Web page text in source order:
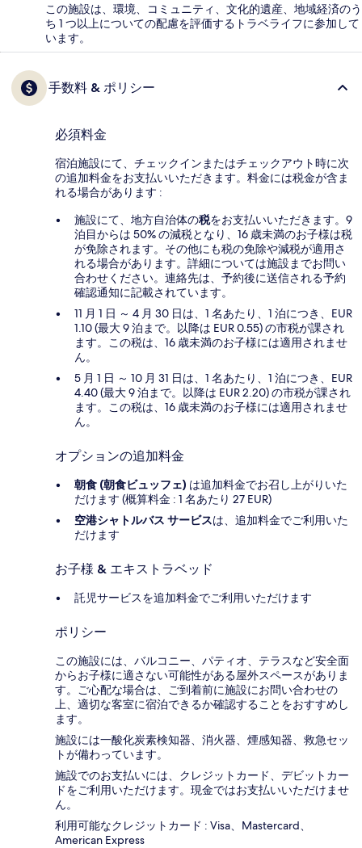
この施設は、環境、コミュニティ、文化的遺産、地域経済のう
ち 1 つ以上についての配慮を評価するトラベライフに参加して
います。
手数料 & ポリシー
必須料金
宿泊施設にて、チェックインまたはチェックアウト時に次
の追加料金をお支払いいただきます。料金には税金が含ま
れる場合があります :
施設にて、地方自治体の税をお支払いいただきます。9
泊目からは 50% の減税となり、16 歳未満のお子様は税
が免除されます。その他にも税の免除や減税が適用さ
れる場合があります。詳細については施設までお問い
合わせください。連絡先は、予約後に送信される予約
確認通知に記載されています。
11 月 1 日 ～ 4 月 30 日は、1 名あたり、1 泊につき、EUR
1.10 (最大 9 泊まで。以降は EUR 0.55) の市税が課され
ます。この税は、16 歳未満のお子様には適用されませ
ん。
5 月 1 日 ～ 10 月 31 日は、1 名あたり、1 泊につき、EUR
4.40 (最大 9 泊まで。以降は EUR 2.20) の市税が課され
ます。この税は、16 歳未満のお子様には適用されませ
ん。
オプションの追加料金
朝食 (朝食ビュッフェ) は追加料金でお召し上がりいた
だけます (概算料金 : 1 名あたり 27 EUR)
空港シャトルバス サービスは、追加料金でご利用いた
だけます
お子様 & エキストラベッド
託児サービスを追加料金でご利用いただけます
ポリシー
この施設には、バルコニー、パティオ、テラスなど安全面
からお子様に適さない可能性がある屋外スペースがありま
す。ご心配な場合は、ご到着前に施設にお問い合わせの
上、適切な客室に宿泊できるか確認することをおすすめし
ます。
施設には一酸化炭素検知器、消火器、煙感知器、救急セッ
トが備わっています。
施設でのお支払いには、クレジットカード、デビットカー
ドをご利用いただけます。現金ではお支払いいただけませ
ん。
利用可能なクレジットカード : Visa、Mastercard、
American Express